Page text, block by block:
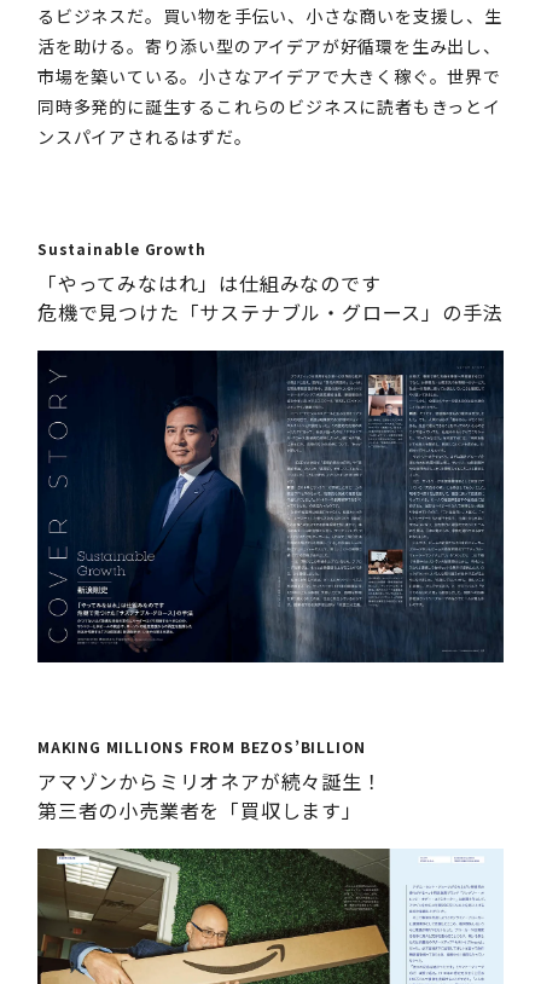
るビジネスだ。買い物を手伝い、小さな商いを支援し、生
活を助ける。寄り添い型のアイデアが好循環を生み出し、
市場を築いている。小さなアイデアで大きく稼ぐ。世界で
同時多発的に誕生するこれらのビジネスに読者もきっとイ
ンスパイアされるはずだ。
Sustainable Growth
「やってみなはれ」は仕組みなのです
危機で見つけた「サステナブル・グロース」の手法
MAKING MILLIONS FROM BEZOS’BILLION
アマゾンからミリオネアが続々誕生！
第三者の小売業者を「買収します」